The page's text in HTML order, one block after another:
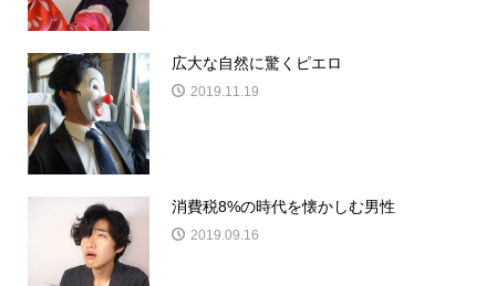
広大な自然に驚くピエロ
2019.11.19
消費税8%の時代を懐かしむ男性
2019.09.16